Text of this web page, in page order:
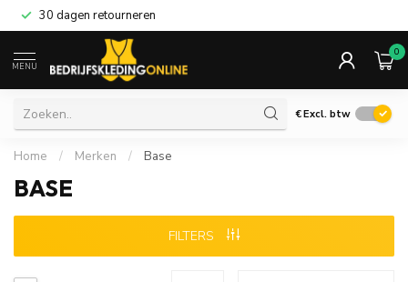
30 dagen retourneren
MENU
0
€Excl. btw
Home / Merken / Base
BASE
FILTERS